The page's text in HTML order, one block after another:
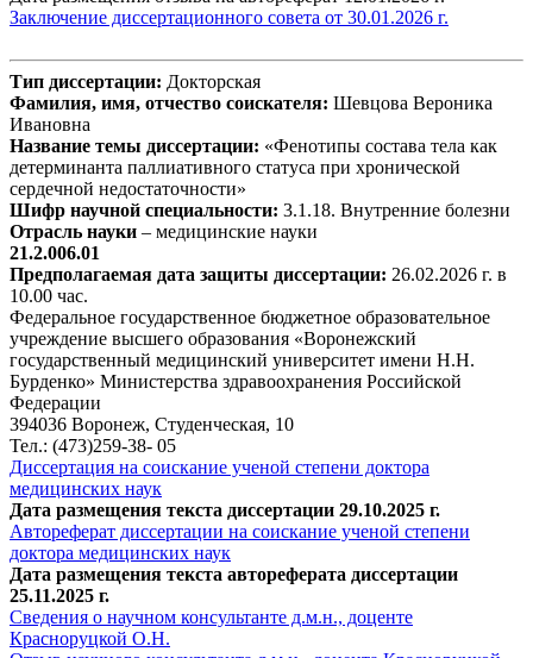
Заключение диссертационного совета от 30.01.2026 г.
Тип диссертации: Докторская
Фамилия, имя, отчество соискателя: Шевцова Вероника
Ивановна
Название темы диссертации: «Фенотипы состава тела как
детерминанта паллиативного статуса при хронической
сердечной недостаточности»
Шифр научной специальности: 3.1.18. Внутренние болезни
Отрасль науки – медицинские науки
21.2.006.01
Предполагаемая дата защиты диссертации: 26.02.2026 г. в
10.00 час.
Федеральное государственное бюджетное образовательное
учреждение высшего образования «Воронежский
государственный медицинский университет имени Н.Н.
Бурденко» Министерства здравоохранения Российской
Федерации
394036 Воронеж, Студенческая, 10
Тел.: (473)259-38- 05
Диссертация на соискание ученой степени доктора
медицинских наук
Дата размещения текста диссертации 29.10.2025 г.
Автореферат диссертации на соискание ученой степени
доктора медицинских наук
Дата размещения текста автореферата диссертации
25.11.2025 г.
Сведения о научном консультанте д.м.н., доценте
Красноруцкой О.Н.